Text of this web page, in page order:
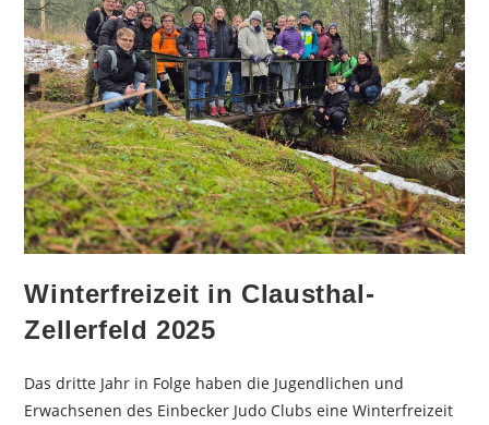
Winterfreizeit in Clausthal-
Zellerfeld 2025
Das dritte Jahr in Folge haben die Jugendlichen und
Erwachsenen des Einbecker Judo Clubs eine Winterfreizeit